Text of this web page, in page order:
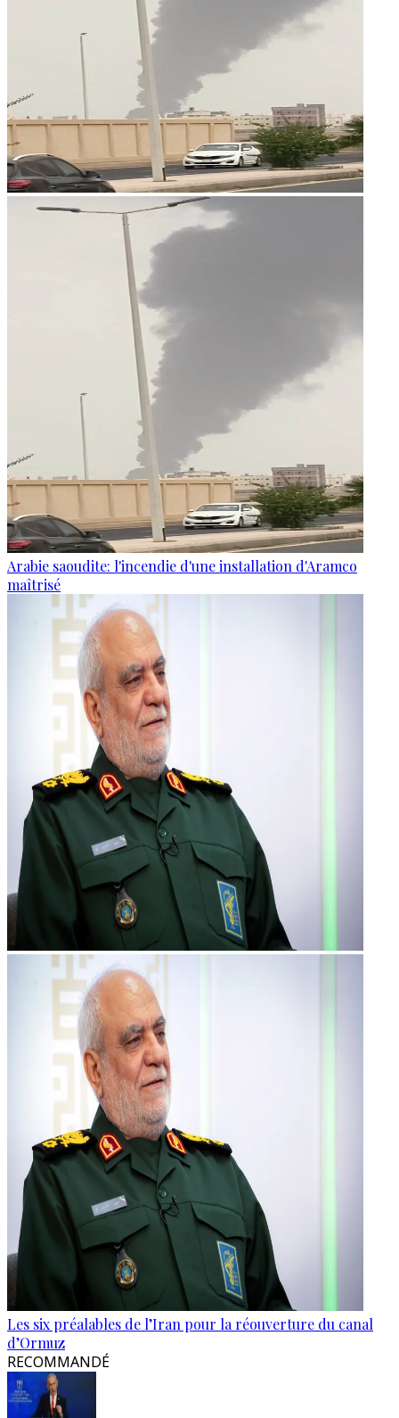
Arabie saoudite: l'incendie d'une installation d'Aramco
maîtrisé
Les six préalables de l’Iran pour la réouverture du canal
d’Ormuz
RECOMMANDÉ